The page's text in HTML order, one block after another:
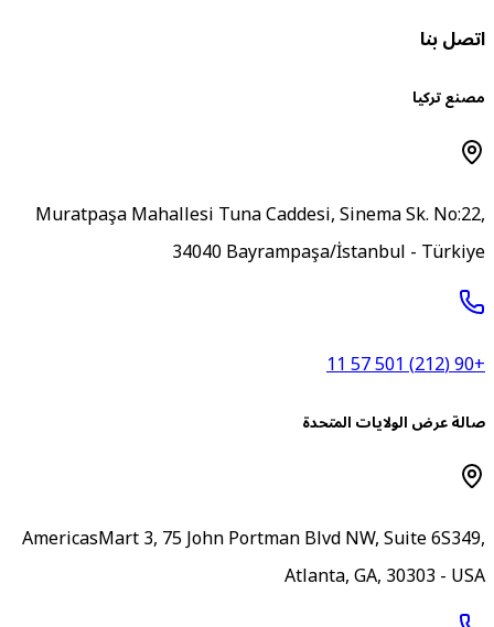
بنا
تركيا
Muratpaşa Mahallesi Tuna Caddesi, Sinema Sk.
34040 Bayrampaşa/İstanbul -
عرض الولايات المتحدة
AmericasMart 3, 75 John Portman Blvd NW, Suite
Atlanta, GA, 30303 -